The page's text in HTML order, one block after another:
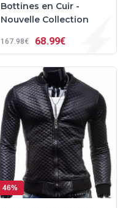
Bottines en Cuir -
Nouvelle Collection
167 98€ 68 99€
46%